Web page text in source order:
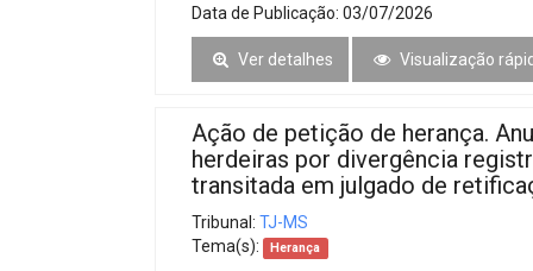
Data de Publicação: 03/07/2026
Ver detalhes Visualização
Ação de petição de herança.
herdeiras por divergência
transitada em julgado de
Tribunal: TJ-MS
Tema(s):
Herança